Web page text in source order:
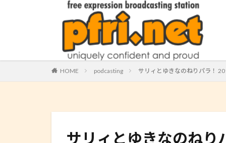
HOME podcasting サリィとゆきなのねりパラ！
サリィとゆきなのねり